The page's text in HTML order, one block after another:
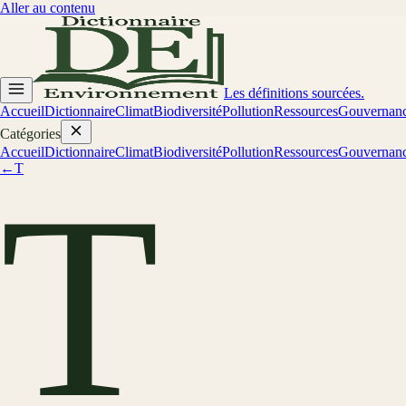
Aller au contenu
Les définitions sourcées.
AccueilDictionnaireClimatBiodiversitéPollutionRessources
Catégories
AccueilDictionnaireClimatBiodiversitéPollutionRessources
←T
T